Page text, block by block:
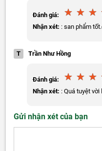
Đánh giá:
Nhận xét: : san phẩm
T Trần Như Hồng
Đánh giá:
Nhận xét: : Quá tuyệt vời
Gửi nhận xét của bạn